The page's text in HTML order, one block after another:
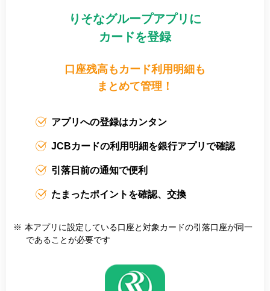
りそなグループアプリに
カードを登録
口座残高もカード利用明細も
まとめて管理！
アプリへの登録はカンタン
JCBカードの利用明細を銀行アプリで確認
引落日前の通知で便利
たまったポイントを確認、交換
※ 本アプリに設定している口座と対象カードの引落口座が同一
であることが必要です